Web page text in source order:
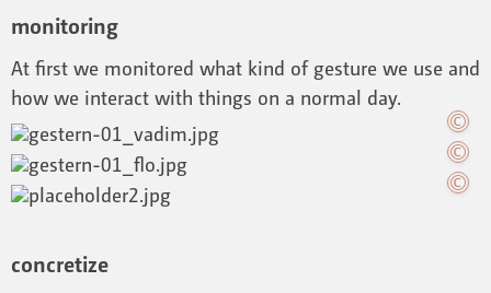
monitoring
At first we monitored what kind of gesture we use and
how we interact with things on a normal day.
concretize